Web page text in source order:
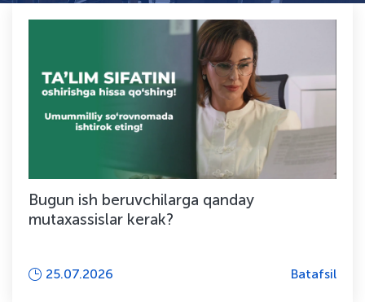
Bugun ish beruvchilarga qanday
mutaxassislar kerak?
25.07.2026 Batafsil